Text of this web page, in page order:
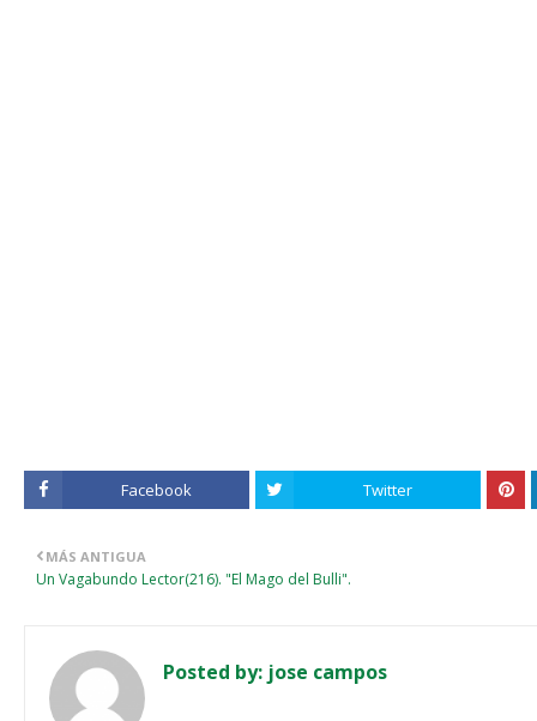
Facebook Twitter
MÁS ANTIGUA
Un Vagabundo Lector(216). "El Mago del Bulli".
Posted by: jose campos